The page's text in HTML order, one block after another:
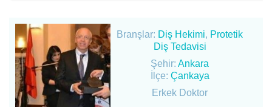
Branşlar: Diş Hekimi, Protetik
Diş Tedavisi
Şehir:Ankara
İlçe: Çankaya
Erkek Doktor